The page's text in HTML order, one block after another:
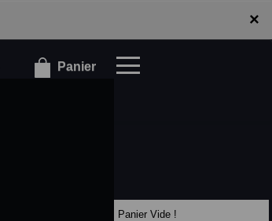
×
Panier
×
Panier Vide !